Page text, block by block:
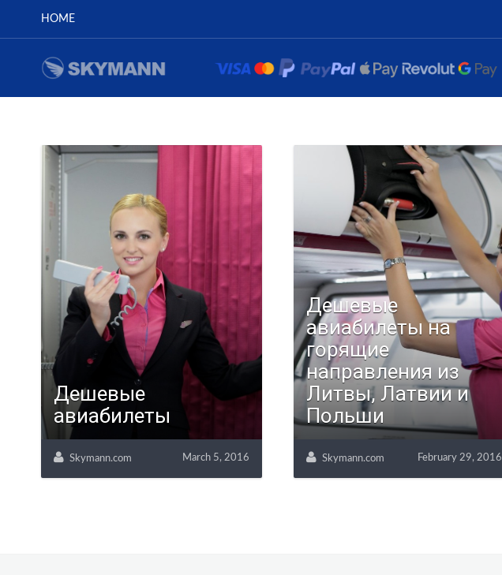
HOME
Дешевые
авиабилеты
Skymann.com March 5, 2016
Дешевые
авиабилеты на
горящие
направления из
Литвы, Латвии и
Польши
Skymann.com February 29, 2016